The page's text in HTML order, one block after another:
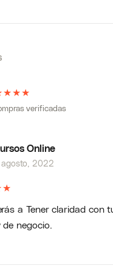
★★★
verificadas
Online
2022
★
a Tener claridad con
de negocio.